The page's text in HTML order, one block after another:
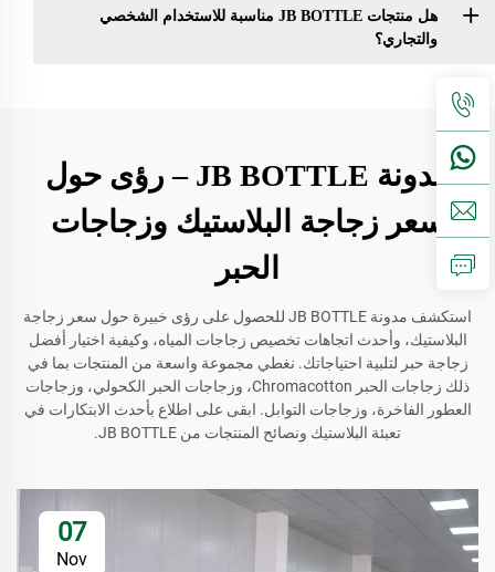
هل منتجات JB BOTTLE مناسبة للاستخدام الشخصي
والتجاري؟
مدونة JB BOTTLE – رؤى حول
سعر زجاجة البلاستيك وزجاجات
الحبر
استكشف مدونة JB BOTTLE للحصول على رؤى خبيرة حول سعر زجاجة
البلاستيك، وأحدث اتجاهات تخصيص زجاجات المياه، وكيفية اختيار أفضل
زجاجة حبر لتلبية احتياجاتك. نغطي مجموعة واسعة من المنتجات بما في
ذلك زجاجات الحبر Chromacotton، وزجاجات الحبر الكحولي، وزجاجات
العطور الفاخرة، وزجاجات التوابل. ابقى على اطلاع بأحدث الابتكارات في
تعبئة البلاستيك ونصائح المنتجات من JB BOTTLE.
07
Nov